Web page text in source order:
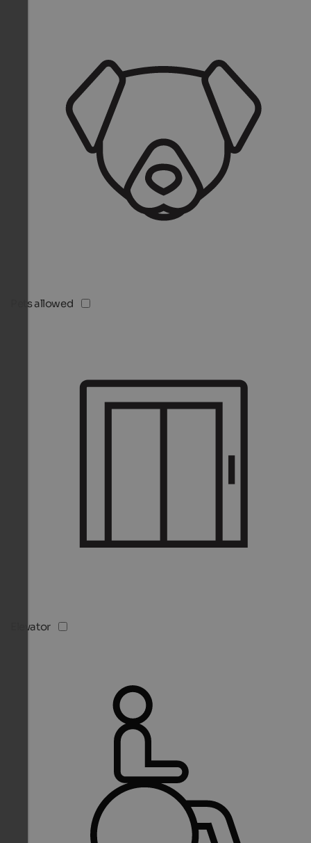
Pets allowed
Elevator